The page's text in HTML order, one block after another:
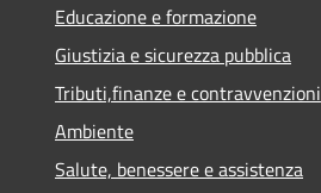
Educazione e formazione
Giustizia e sicurezza pubblica
Tributi,finanze e contravvenzioni
Ambiente
Salute, benessere e assistenza